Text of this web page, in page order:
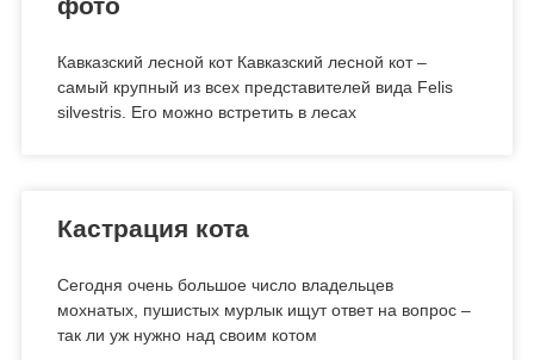
Кавказский лесной кот Кавказский лесной кот –
самый крупный из всех представителей вида Felis
silvestris. Его можно встретить в лесах
Кастрация кота
Сегодня очень большое число владельцев
мохнатых, пушистых мурлык ищут ответ на вопрос –
так ли уж нужно над своим котом